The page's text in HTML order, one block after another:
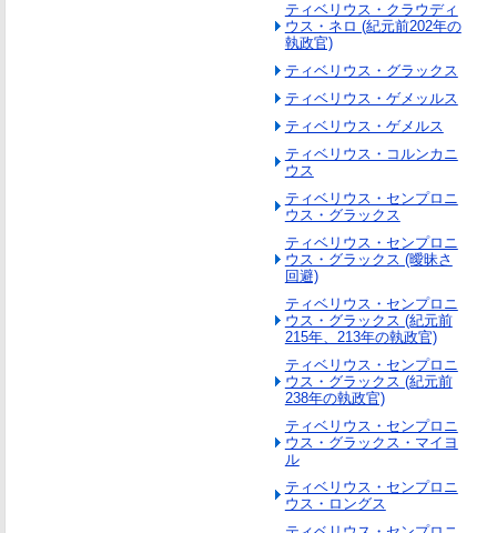
ティベリウス・クラウディ
ウス・ネロ (紀元前202年の
執政官)
ティベリウス・グラックス
ティベリウス・ゲメッルス
ティベリウス・ゲメルス
ティベリウス・コルンカニ
ウス
ティベリウス・センプロニ
ウス・グラックス
ティベリウス・センプロニ
ウス・グラックス (曖昧さ
回避)
ティベリウス・センプロニ
ウス・グラックス (紀元前
215年、213年の執政官)
ティベリウス・センプロニ
ウス・グラックス (紀元前
238年の執政官)
ティベリウス・センプロニ
ウス・グラックス・マイヨ
ル
ティベリウス・センプロニ
ウス・ロングス